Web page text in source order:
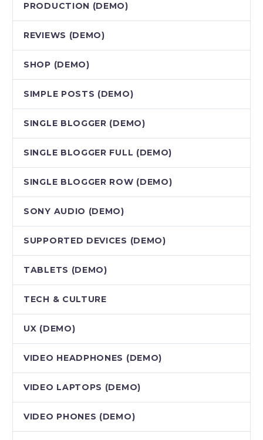
PRODUCTION (DEMO)
REVIEWS (DEMO)
SHOP (DEMO)
SIMPLE POSTS (DEMO)
SINGLE BLOGGER (DEMO)
SINGLE BLOGGER FULL (DEMO)
SINGLE BLOGGER ROW (DEMO)
SONY AUDIO (DEMO)
SUPPORTED DEVICES (DEMO)
TABLETS (DEMO)
TECH & CULTURE
UX (DEMO)
VIDEO HEADPHONES (DEMO)
VIDEO LAPTOPS (DEMO)
VIDEO PHONES (DEMO)